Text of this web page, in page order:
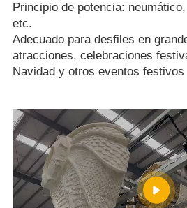
Principio de potencia:
etc.
Adecuado para desfiles en
atracciones, celebraciones
Navidad y otros eventos festivos